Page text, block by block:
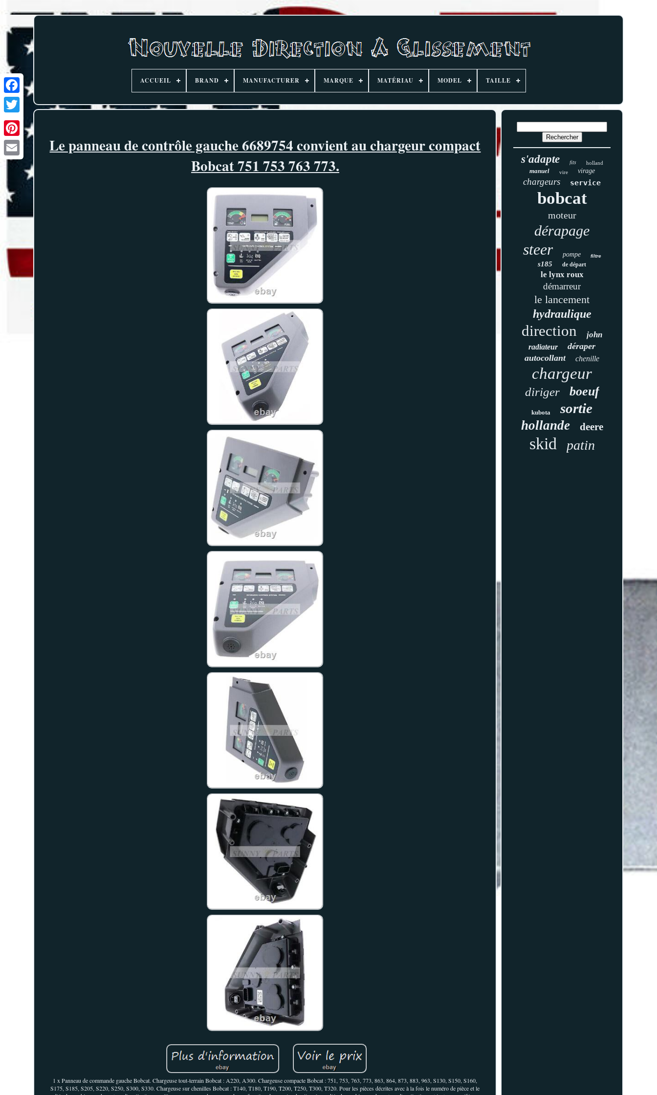
ACCUEIL BRAND MANUFACTURER MARQUE MATÉRIAU MODEL TAILLE
Le panneau de contrôle gauche 6689754 convient au chargeur compact
Bobcat 751 753 763 773.
1 x Panneau de commande gauche Bobcat. Chargeuse tout-terrain Bobcat : A220, A300. Chargeuse compacte Bobcat : 751, 753, 763, 773, 863, 864, 873, 883, 963, S130, S150, S160,
S175, S185, S205, S220, S250, S300, S330. Chargeuse sur chenilles Bobcat : T140, T180, T190, T200, T250, T300, T320. Pour les pièces décrites avec à la fois le numéro de pièce et le
s'adapte fits holland
manuel vire virage
chargeurs service
bobcat
moteur
dérapage
steer pompe filtre
s185 de départ
le lynx roux
démarreur
le lancement
hydraulique
direction john
radiateur
déraper
autocollant
chenille
chargeur
diriger boeuf
kubota sortie
hollande deere
skid patin